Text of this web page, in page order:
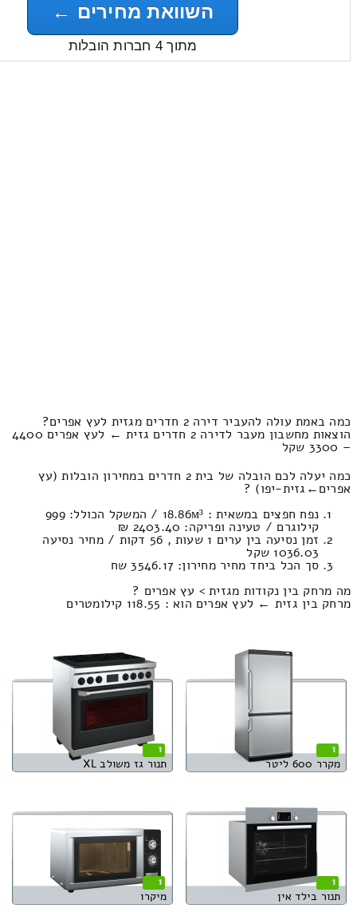
השוואת מחירים ←
מתוך 4 חברות הובלות
כמה באמת עולה להעביר דירה 2 חדרים מגזית לעץ אפרים?
הוצאות מחשבון מעבר לדירה 2 חדרים גזית ← לעץ אפרים 4400
– 3300 שקל
כמה יעלה לכם הובלה של בית 2 חדרים במחירון הובלות (עץ
אפרים‎←‏גזית-יפו) ?
נפח חפצים במשאית : 18.86м³ / המשקל הכולל: 999
קילוגרם / טעינה ופריקה: 2403.40 ₪
זמן נסיעה בין ערים 1 שעות , 56 דקות / מחיר נסיעה
1036.03 שקל
סך הכל ביחד מחיר מחירון: 3546.17 שח
מה מרחק בין נקודות מגזית > עץ אפרים ?
מרחק בין גזית ← לעץ אפרים הוא : 118.55 קילומטרים
1
מקרר 600 ליטר
1
תנור גז משולב XL
1
תנור בילד אין
1
מיקרו